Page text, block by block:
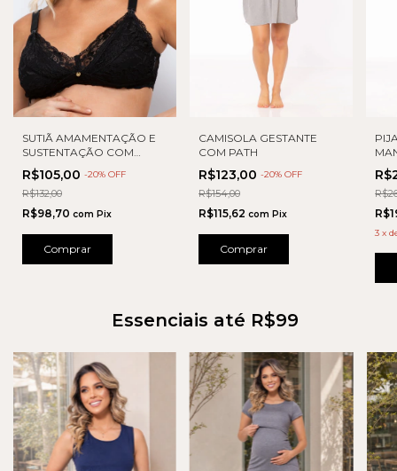
SUTIÃ AMAMENTAÇÃO E
SUSTENTAÇÃO COM
RENDA
R$105,00 -20% OFF
R$132,00
R$98,70 com Pix
Comprar
CAMISOLA GESTANTE
COM PATH
R$123,00-20% OFF
R$154,00
R$115,62com Pix
Comprar
3 x
Essenciais até R$99